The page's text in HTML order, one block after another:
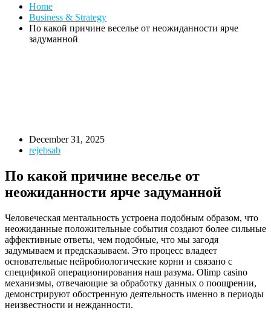
Home
Business & Strategy
По какой причине веселье от неожиданности ярче
задуманной
December 31, 2025
rejebsab
По какой причине веселье от
неожиданности ярче задуманной
Человеческая ментальность устроена подобным образом, что
неожиданные положительные события создают более сильные
аффективные ответы, чем подобные, что мы загодя
задумываем и предсказываем. Это процесс владеет
основательные нейробиологические корни и связано с
спецификой операционирования наш разума. Olimp casino
механизмы, отвечающие за обработку данных о поощрении,
демонстрируют обостренную деятельность именно в периоды
неизвестности и нежданности.